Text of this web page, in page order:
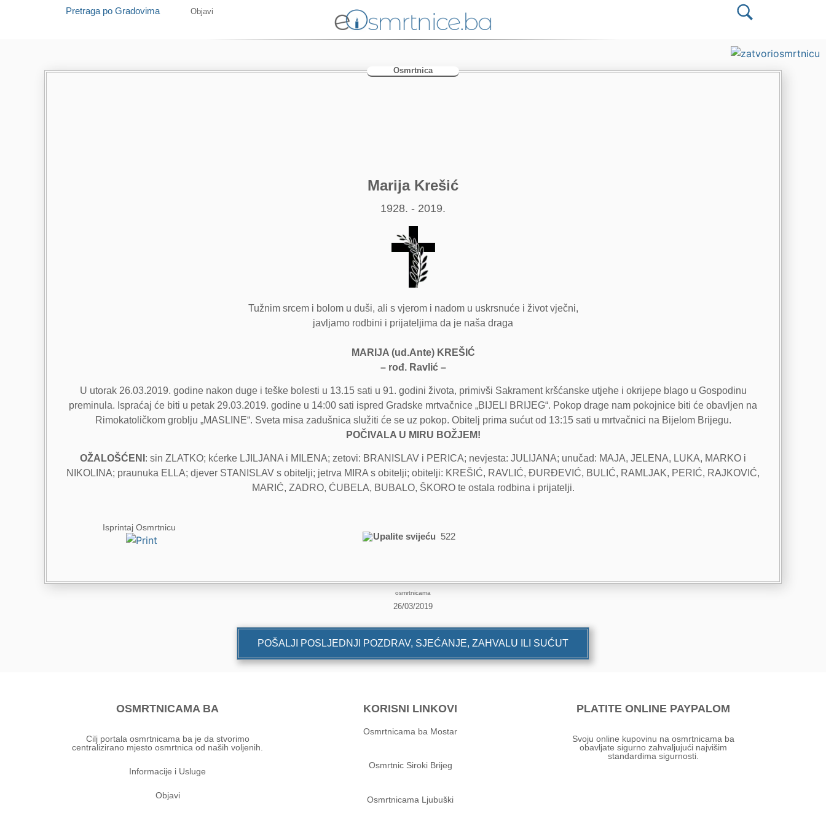
Pretraga po Gradovima Objavi
Osmrtnica
Marija Krešić
1928. - 2019.
Tužnim srcem i bolom u duši, ali s vjerom i nadom u uskrsnuće i život vječni,
javljamo rodbini i prijateljima da je naša draga
MARIJA (ud.Ante) KREŠIĆ
– rođ. Ravlić –
U utorak 26.03.2019. godine nakon duge i teške bolesti u 13.15 sati u 91. godini života, primivši Sakrament kršćanske utjehe i okrijepe blago u Gospodinu
preminula. Ispraćaj će biti u petak 29.03.2019. godine u 14:00 sati ispred Gradske mrtvačnice „BIJELI BRIJEG“. Pokop drage nam pokojnice biti će obavljen na
Rimokatoličkom groblju „MASLINE“. Sveta misa zadušnica služiti će se uz pokop. Obitelj prima sućut od 13:15 sati u mrtvačnici na Bijelom Brijegu.
POČIVALA U MIRU BOŽJEM!
OŽALOŠĆENI : sin ZLATKO; kćerke LJILJANA i MILENA; zetovi: BRANISLAV i PERICA; nevjesta: JULIJANA; unučad: MAJA, JELENA, LUKA, MARKO i
NIKOLINA; praunuka ELLA; djever STANISLAV s obitelji; jetrva MIRA s obitelji; obitelji: KREŠIĆ, RAVLIĆ, ĐURĐEVIĆ, BULIĆ, RAMLJAK, PERIĆ, RAJKOVIĆ,
MARIĆ, ZADRO, ĆUBELA, BUBALO, ŠKORO te ostala rodbina i prijatelji.
Isprintaj Osmrtnicu
Upalite svijeću 522
osmrtnicama
26/03/2019
POŠALJI POSLJEDNJI POZDRAV, SJEĆANJE, ZAHVALU ILI SUĆUT
OSMRTNICAMA BA
Cilj portala osmrtnicama ba je da stvorimo
centralizirano mjesto osmrtnica od naših voljenih.
Informacije i Usluge
Objavi
KORISNI LINKOVI
Osmrtnicama ba Mostar
Osmrtnic Siroki Brijeg
Osmrtnicama Ljubuški
PLATITE ONLINE PAYPALOM
Svoju online kupovinu na osmrtnicama ba
obavljate sigurno zahvaljujući najvišim
standardima sigurnosti.